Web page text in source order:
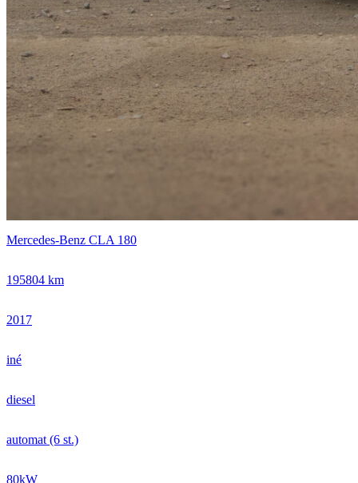
Mercedes-Benz CLA 180
195804 km
2017
iné
diesel
automat (6 st.)
80kW